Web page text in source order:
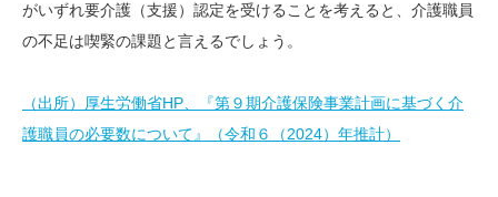
がいずれ要介護（支援）認定を受けることを考えると、介護職員
の不足は喫緊の課題と言えるでしょう。
（出所）厚生労働省HP、『第９期介護保険事業計画に基づく介
護職員の必要数について』（令和６（2024）年推計）